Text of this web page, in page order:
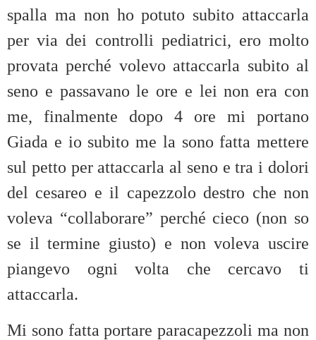
spalla ma non ho potuto subito attaccarla
per via dei controlli pediatrici, ero molto
provata perché volevo attaccarla subito al
seno e passavano le ore e lei non era con
me, finalmente dopo 4 ore mi portano
Giada e io subito me la sono fatta mettere
sul petto per attaccarla al seno e tra i dolori
del cesareo e il capezzolo destro che non
voleva “collaborare” perché cieco (non so
se il termine giusto) e non voleva uscire
piangevo ogni volta che cercavo ti
attaccarla.
Mi sono fatta portare paracapezzoli ma non